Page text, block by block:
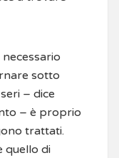
sotto
– dice
– è proprio
trattati.
quello di